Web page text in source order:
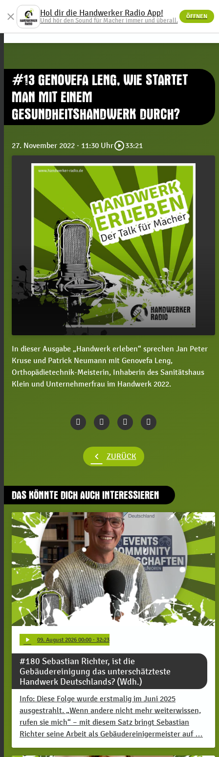
menu
#13 GENOVEFA LENG, WIE STARTET
MAN MIT EINEM
GESUNDHEITSHANDWERK DURCH?
27. November 2022 · 11:30 Uhrplay_circle_outline33:21
play_arrow #13 Genovefa Leng, wie startet man mit einem
Gesundheitshandwerk durch?
00:00 33:21
In dieser Ausgabe „Handwerk erleben“ sprechen Jan Peter
Kruse und Patrick Neumann mit Genovefa Leng,
Orthopädietechnik-Meisterin, Inhaberin des Sanitätshaus
Klein und Unternehmerfrau im Handwerk 2022.
chevron_left ZURÜCK
DAS KÖNNTE DICH AUCH INTERESSIEREN
play_arrow 09. August 2026 00:00 · 32:23
#180 Sebastian Richter, ist die
Gebäudereinigung das unterschätzteste
Handwerk Deutschlands? (Wdh.)
Info: Diese Folge wurde erstmalig im Juni 2025
ausgestrahlt. „Wenn andere nicht mehr weiterwissen,
rufen sie mich“ – mit diesem Satz bringt Sebastian
Richter seine Arbeit als Gebäudereinigermeister auf …
close Hol dir die Handwerker Radio App!
Und hör den Sound für Macher immer und überall.
ÖFFNEN